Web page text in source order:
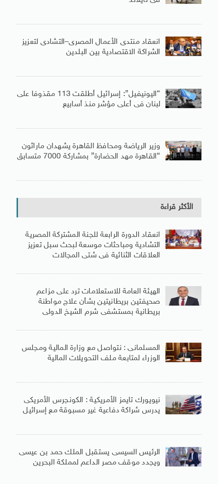
انعقاد منتدى الأعمال المصرى–التشادى لتعزيز
الشراكة الاقتصادية بين البلدين
“اليونيفيل”: إسرائيل أطلقت 113 مقذوفا على
لبنان فى أعلى مؤشر منذ أسابيع
وزير الرياضة ومحافظ القاهرة يشهدان ماراثون
“القاهرة مهد الحضارة” بمشاركة 7000 متسابق
الأكثر قراءة
انعقاد الدورة الرابعة للجنة المشتركة المصرية
التشادية ومباحثات موسعة لبحث سبل تعزيز
العلاقات الثنائية فى شتى المجالات
الهيئة العامة للاستعلامات ترد على مزاعم
صحيفتين بريطانيتين بشأن علاج مواطنة
بريطانية بمستشفى شرم الشيخ الدولى
المسلمانى : نتواصل مع وزارة المالية ومجلس
الوزراء لمتابعة ملف التحويلات المالية
نيويورك تايمز الأمريكية : الكونجرس الأمريكى
يدرس شراكة دفاعية غير مسبوقة مع إسرائيل
الرئيس السيسى يستقبل الملك حمد بن عيسى
ويجدد موقف مصر الداعم لمملكة البحرين